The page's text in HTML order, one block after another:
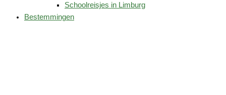
Schoolreisjes in Limburg
Bestemmingen